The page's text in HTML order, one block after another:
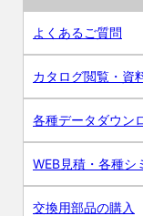
よくあるご質問
カタログ閲覧・資
各種データダウン
WEB見積・各種シ
交換用部品の購入